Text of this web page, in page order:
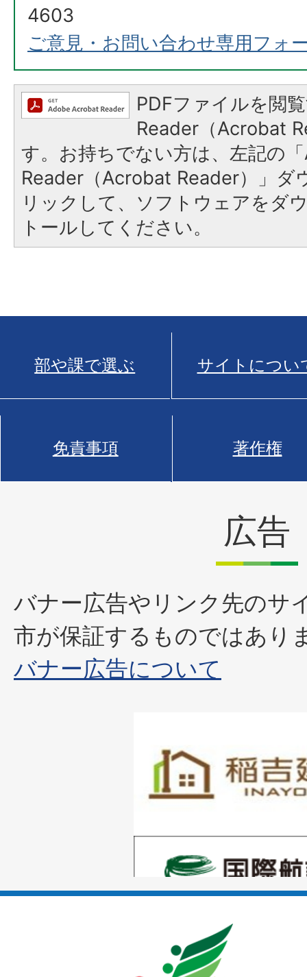
4603
ご意見・お問い合わせ専用フォ
PDFファイルを閲
Reader（Acrobat
す。お持ちでない方は、左記の
Reader（Acrobat Reader）」ダ
リックして、ソフトウェアをダ
トールしてください。
部や課で選ぶ サイトについ
免責事項 著作権
広告
バナー広告やリンク先のサ
市が保証するものではあり
バナー広告について
枚
目
ラ
枚